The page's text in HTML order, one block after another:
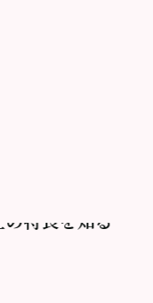
の特長を知る